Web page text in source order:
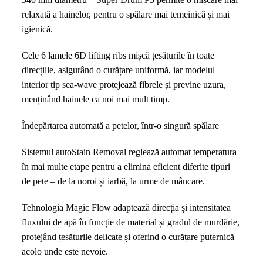
relaxată a hainelor, pentru o spălare mai temeinică și mai
igienică.
Cele 6 lamele 6D lifting ribs mișcă țesăturile în toate
direcțiile, asigurând o curățare uniformă, iar modelul
interior tip sea-wave protejează fibrele și previne uzura,
menținând hainele ca noi mai mult timp.
Îndepărtarea automată a petelor, într-o singură spălare
Sistemul autoStain Removal reglează automat temperatura
în mai multe etape pentru a elimina eficient diferite tipuri
de pete – de la noroi și iarbă, la urme de mâncare.
Tehnologia Magic Flow adaptează direcția și intensitatea
fluxului de apă în funcție de material și gradul de murdărie,
protejând țesăturile delicate și oferind o curățare puternică
acolo unde este nevoie.